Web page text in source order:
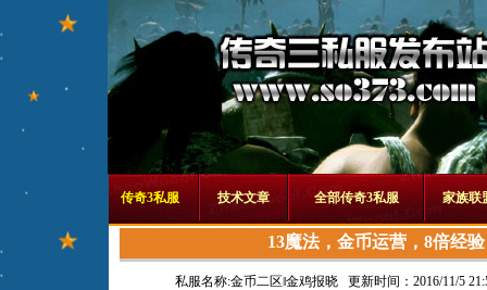
传奇3私服 技术文章 全部传奇3私服 家族联
13魔法，金币运营，8倍经
私服名称:金币二区‖金鸡报晓更新时间：2016/11/5